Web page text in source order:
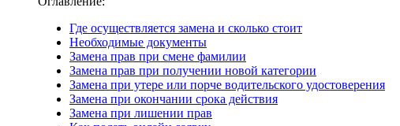
Где осуществляется замена и сколько стоит
Необходимые документы
Замена прав при смене фамилии
Замена прав при получении новой категории
Замена при утере или порче водительского удостоверения
Замена при окончании срока действия
Замена при лишении прав